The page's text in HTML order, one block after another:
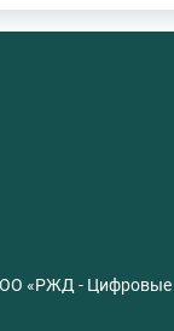
«РЖД - Цифровые